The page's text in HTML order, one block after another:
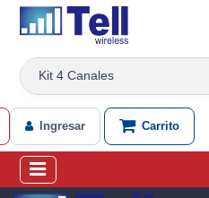
Ir al contenido
Ingresar Carrito